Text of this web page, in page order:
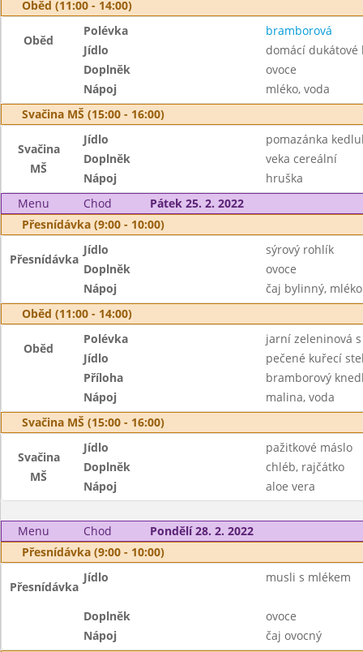
Oběd (11:00 - 14:00)
Oběd
Polévka
bramborová
Jídlo
domácí dukátové
Doplněk
ovoce
Nápoj
mléko, voda
Svačina MŠ (15:00 - 16:00)
Svačina
MŠ
Jídlo
pomazánka
Doplněk
veka cereální
Nápoj
hruška
Menu
Chod
Pátek 25. 2. 2022
Přesnídávka (9:00 - 10:00)
Přesnídávka
Jídlo
sýrový rohlík
Doplněk
ovoce
Nápoj
čaj bylinný, mléko
Oběd (11:00 - 14:00)
Oběd
Polévka
jarní zeleninová
Jídlo
pečené kuřecí
Příloha
bramborový
Nápoj
malina, voda
Svačina MŠ (15:00 - 16:00)
Svačina
MŠ
Jídlo
pažitkové máslo
Doplněk
chléb, rajčátko
Nápoj
aloe vera
Menu Chod
Pondělí 28. 2. 2022
Přesnídávka (9:00 - 10:00)
Přesnídávka
Jídlo musli s mlékem
Doplněk
ovoce
Nápoj
čaj ovocný